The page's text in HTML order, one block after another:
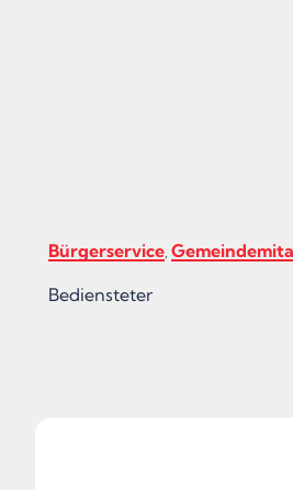
Bürgerservice,
Bediensteter